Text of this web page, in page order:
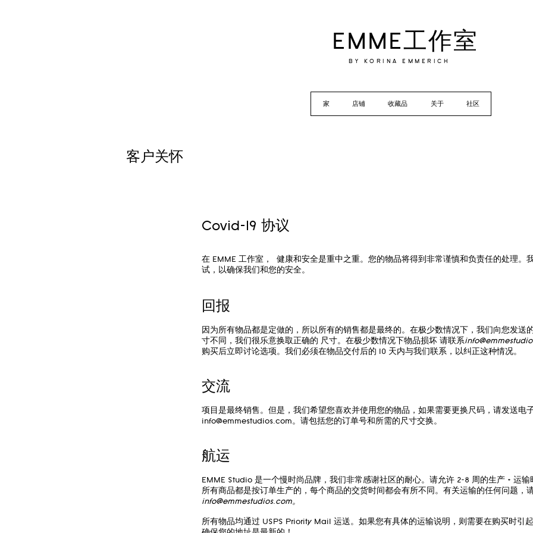
EMME工作室
BY KORINA EMMERICH
家 店铺 收藏品 关于 社区
客户关怀
Covid-19 协议
在 EMME 工作室，
健康和安全是重中之重。您的物品将得到非常谨慎和负责任的处理。
试，以确保我们和您的安全。
回报
因为所有物品都是定做的，所以所有的销售都是最终的。在极少数情况下，我们向您发送
寸不同，我们很乐意换取正确的
尺寸。在极少数情况下物品损坏 请联系
购买后立即讨论选项。我们必须在物品交付后的 10 天内与我们联系，以纠正这种情况。
交流
项目是最终销售。但是，我们希望您喜欢并使用您的物品，如果需要更换尺码，请发送电
info@emmestudios.com。请包括您的订单号和所需的尺寸交换。
航运
EMME Studio 是一个慢时尚品牌，我们非常感谢社区的耐心。请允许 2-8 周的生产 + 运输
所有商品都是按订单生产的，每个商品的交货时间都会有所不同。有关运输的任何问题，
info@emmestudios.com。
所有物品均通过 USPS Priority Mail 运送。如果您有具体的运输说明，则需要在购买时引